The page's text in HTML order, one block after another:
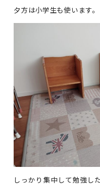
夕方は小学生も使います。
しっかり集中して勉強し